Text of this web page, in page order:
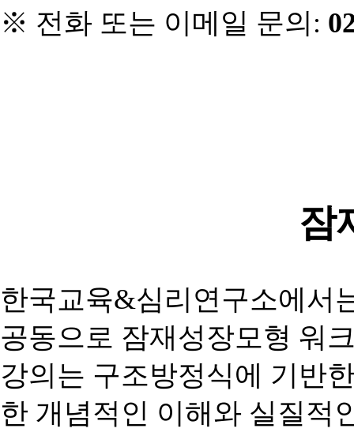
※ 전화 또는 이메일 문의 :
잠
한국교육&심리연구소에서
공동으로 잠재성장모형 워
강의는 구조방정식에 기반
한 개념적인 이해와 실질적